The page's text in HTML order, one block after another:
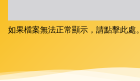
如果檔案無法正常顯示，請點擊此處。